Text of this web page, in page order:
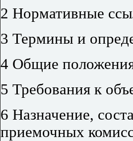
2 Нормативные
3 Термины и
4 Общие
5 Требования к
6 Назначение,
приемочных